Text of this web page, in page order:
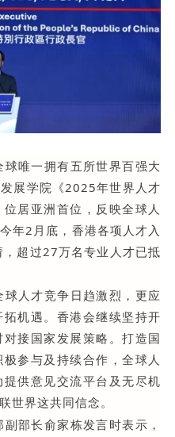
唯一拥有五所世界百强大
展学院《2025年世界人才
居亚洲首位，反映全球人
年2月底，香港各项人才入
超过27万名专业人才已抵
人才竞争日趋激烈，更应
机遇。香港会继续坚持开
接国家发展策略。打造国
参与及持续合作，全球人
供意见交流平台及无尽机
世界这共同信念。
部长俞家栋发言时表示，